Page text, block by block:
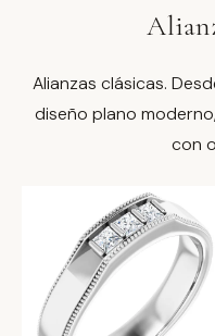
Alianzas clásicas.
diseño plano
con